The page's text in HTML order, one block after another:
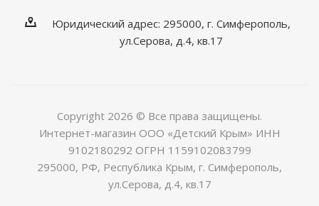
Юридический адрес: 295000, г. Симферополь,
ул.Серова, д.4, кв.17
Copyright 2026 © Все права защищены.
Интернет-магазин ООО «Детский Крым» ИНН
9102180292 ОГРН 1159102083799
295000, РФ, Республика Крым, г. Симферополь,
ул.Серова, д.4, кв.17